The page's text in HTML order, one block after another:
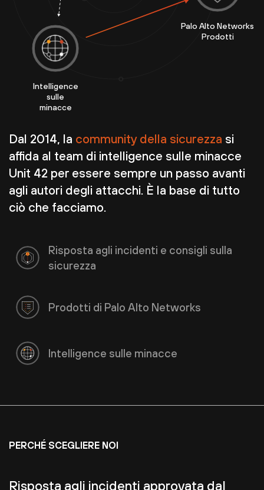
Dal 2014, la community della sicurezza si
affida al team di intelligence sulle minacce
Unit 42 per essere sempre un passo avanti
agli autori degli attacchi. È la base di tutto
ciò che facciamo.
Risposta agli incidenti e consigli sulla
sicurezza
Prodotti di Palo Alto Networks
Intelligence sulle minacce
Palo Alto Networks
Prodotti
Intelligence
sulle
minacce
PERCHÉ SCEGLIERE NOI
Risposta agli incidenti approvata dal